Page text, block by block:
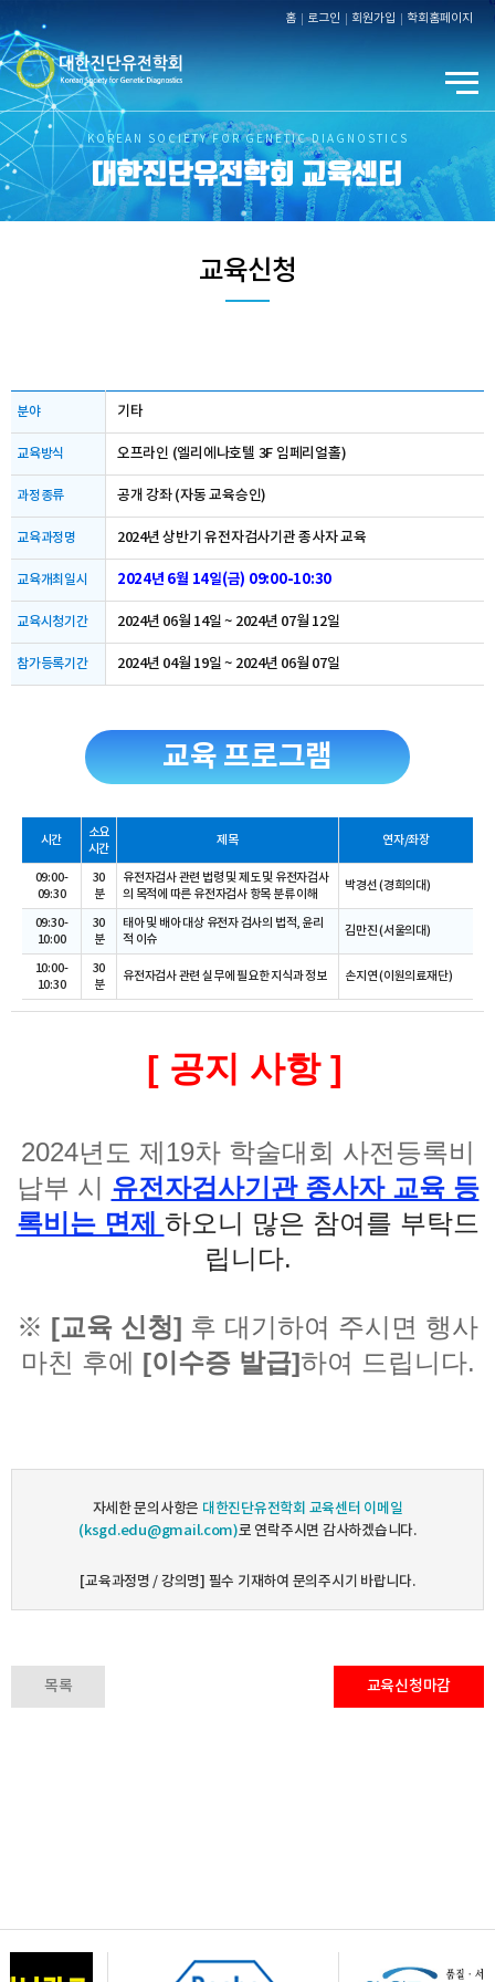
홈 로그인 회원가입 학회홈페이지
KOREAN SOCIETY FOR GENETIC DIAGNOSTICS
대한진단유전학회 교육센터
교육신청
분야 기타
교육방식 오프라인 (엘리에나호텔 3F 임페리얼홀)
과정종류 공개 강좌 (자동 교육승인)
교육과정명 2024년 상반기 유전자검사기관 종사자 교육
교육개최일시 2024년 6월 14일(금) 09:00-10:30
교육시청기간 2024년 06월 14일 ~ 2024년 07월 12일
참가등록기간 2024년 04월 19일 ~ 2024년 06월 07일
교육 프로그램
시간
소요
시간
제목 연자/좌장
09:00-
09:30
30
분
유전자검사 관련 법령 및 제도 및 유전자검사
의 목적에 따른 유전자검사 항목 분류 이해
박경선 (경희의대)
09:30-
10:00
30
분
태아 및 배아 대상 유전자 검사의 법적, 윤리
적 이슈
김만진 (서울의대)
10:00-
10:30
30
분
유전자검사 관련 실무에 필요한 지식과 정보 손지연 (이원의료재단)
[ 공지 사항 ]
2024년도 제19차 학술대회 사전등록비
납부 시 유전자검사기관 종사자 교육 등
록비는 면제 하오니 많은 참여를 부탁드
립니다.
※ [교육 신청] 후 대기하여 주시면 행사
마친 후에 [이수증 발급]하여 드립니다.
자세한 문의사항은 대한진단유전학회 교육센터 이메일
(ksgd.edu@gmail.com)로 연락주시면 감사하겠습니다.
[교육과정명 / 강의명] 필수 기재하여 문의주시기 바랍니다.
목록 교육신청마감